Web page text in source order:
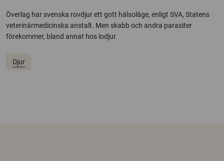
Överlag har svenska rovdjur ett gott hälsoläge, enligt SVA, Statens
veterinärmedicinska anstalt. Men skabb och andra parasiter
förekommer, bland annat hos lodjur.
Djur